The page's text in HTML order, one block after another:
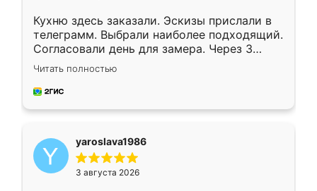
Кухню здесь заказали. Эскизы прислали в
телеграмм. Выбрали наиболее подходящий.
Согласовали день для замера. Через 3
недели кухня была уже готова. Остались
довольны работой. Спасибо Ренессанс
мебель за качественную работу!
Читать полностью
yaroslava1986
3 августа 2026